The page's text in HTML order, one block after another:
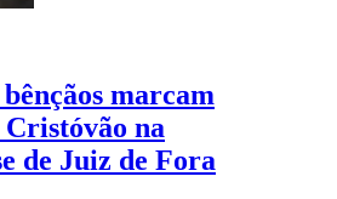
marcam
Cristóvão na
de Juiz de Fora